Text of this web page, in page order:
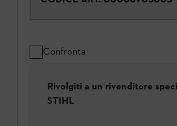
Confronta
Rivolgiti a un rivenditore
STIHL